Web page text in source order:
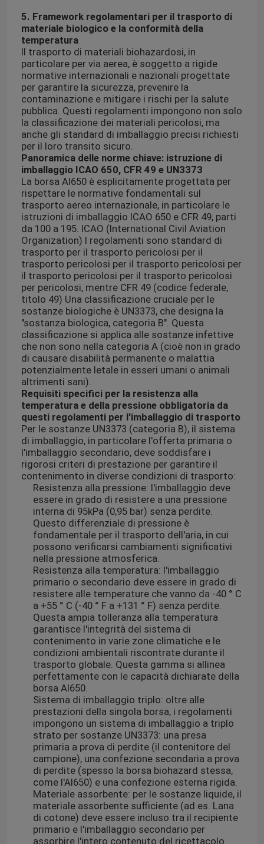
5. Framework regolamentari per il trasporto di
materiale biologico e la conformità della
temperatura
Il trasporto di materiali biohazardosi, in
particolare per via aerea, è soggetto a rigide
normative internazionali e nazionali progettate
per garantire la sicurezza, prevenire la
contaminazione e mitigare i rischi per la salute
pubblica. Questi regolamenti impongono non solo
la classificazione dei materiali pericolosi, ma
anche gli standard di imballaggio precisi richiesti
per il loro transito sicuro.
Panoramica delle norme chiave: istruzione di
imballaggio ICAO 650, CFR 49 e UN3373
La borsa AI650 è esplicitamente progettata per
rispettare le normative fondamentali sul
trasporto aereo internazionale, in particolare le
istruzioni di imballaggio ICAO 650 e CFR 49, parti
da 100 a 195. ICAO (International Civil Aviation
Organization) I regolamenti sono standard di
trasporto per il trasporto pericolosi per il
trasporto pericolosi per il trasporto pericolosi per
il trasporto pericolosi per il trasporto pericolosi
per pericolosi, mentre CFR 49 (codice federale,
titolo 49) Una classificazione cruciale per le
sostanze biologiche è UN3373, che designa la
"sostanza biologica, categoria B". Questa
classificazione si applica alle sostanze infettive
che non sono nella categoria A (cioè non in grado
di causare disabilità permanente o malattia
potenzialmente letale in esseri umani o animali
altrimenti sani).
Requisiti specifici per la resistenza alla
temperatura e della pressione obbligatoria da
questi regolamenti per l'imballaggio di trasporto
Per le sostanze UN3373 (categoria B), il sistema
di imballaggio, in particolare l'offerta primaria o
l'imballaggio secondario, deve soddisfare i
rigorosi criteri di prestazione per garantire il
contenimento in diverse condizioni di trasporto:
Resistenza alla pressione: l'imballaggio deve
essere in grado di resistere a una pressione
interna di 95kPa (0,95 bar) senza perdite.
Questo differenziale di pressione è
fondamentale per il trasporto dell'aria, in cui
possono verificarsi cambiamenti significativi
nella pressione atmosferica.
Resistenza alla temperatura: l'imballaggio
primario o secondario deve essere in grado di
resistere alle temperature che vanno da -40 ° C
a +55 ° C (-40 ° F a +131 ° F) senza perdite.
Questa ampia tolleranza alla temperatura
garantisce l'integrità del sistema di
contenimento in varie zone climatiche e le
condizioni ambientali riscontrate durante il
trasporto globale. Questa gamma si allinea
perfettamente con le capacità dichiarate della
borsa AI650.
Sistema di imballaggio triplo: oltre alle
prestazioni della singola borsa, i regolamenti
impongono un sistema di imballaggio a triplo
strato per sostanze UN3373: una presa
primaria a prova di perdite (il contenitore del
campione), una confezione secondaria a prova
di perdite (spesso la borsa biohazard stessa,
come l'AI650) e una confezione esterna rigida.
Materiale assorbente: per le sostanze liquide, il
materiale assorbente sufficiente (ad es. Lana
di cotone) deve essere incluso tra il recipiente
primario e l'imballaggio secondario per
assorbire l'intero contenuto del ricettacolo